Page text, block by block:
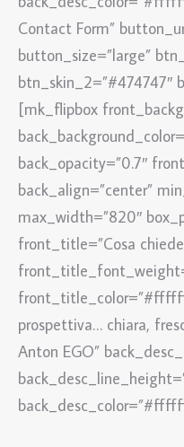
Contact Form”
button_size=”large”
btn_skin_2=”#474747″
[mk_flipbox
back_opacity=”0.7″
back_align=”center”
max_width=”820″
front_title=”Cosa
prospettiva… chiara,
Anton EGO”